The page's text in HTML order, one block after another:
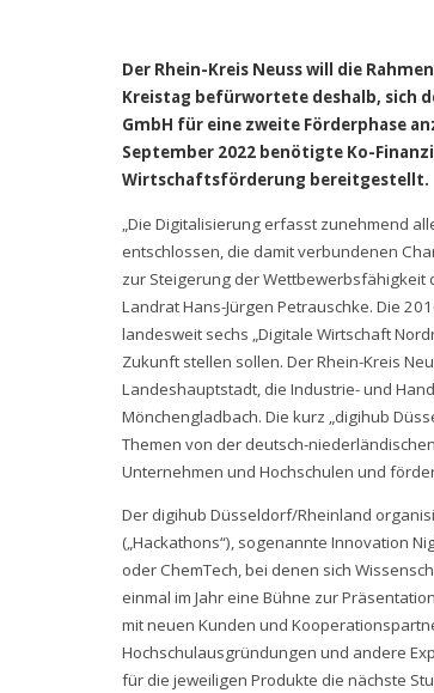
Der Rhein-Kreis Neuss will die
Kreistag befürwortete deshalb, sich
GmbH für eine zweite Förderphase
September 2022 benötigte Ko-
Wirtschaftsförderung bereitgestellt.
„Die Digitalisierung erfasst zunehmend
entschlossen, die damit verbundenen
zur Steigerung der Wettbewerbsfähigkeit
Landrat Hans-Jürgen Petrauschke. Die
landesweit sechs „Digitale Wirtschaft
Zukunft stellen sollen. Der Rhein-Kreis
Landeshauptstadt, die Industrie- und
Mönchengladbach. Die kurz „digihub
Themen von der deutsch-
Unternehmen und Hochschulen und
Der digihub Düsseldorf/Rheinland
(„Hackathons“), sogenannte Innovation
oder ChemTech, bei denen sich
einmal im Jahr eine Bühne zur
mit neuen Kunden und
Hochschulausgründungen und andere
für die jeweiligen Produkte die nächste